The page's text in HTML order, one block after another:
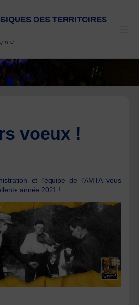
SIQUES DES TERRITOIRES
voeux !
et l’équipe de l’AMTA vous
année 2021 !